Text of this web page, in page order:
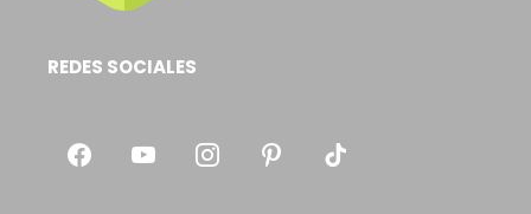
REDES SOCIALES